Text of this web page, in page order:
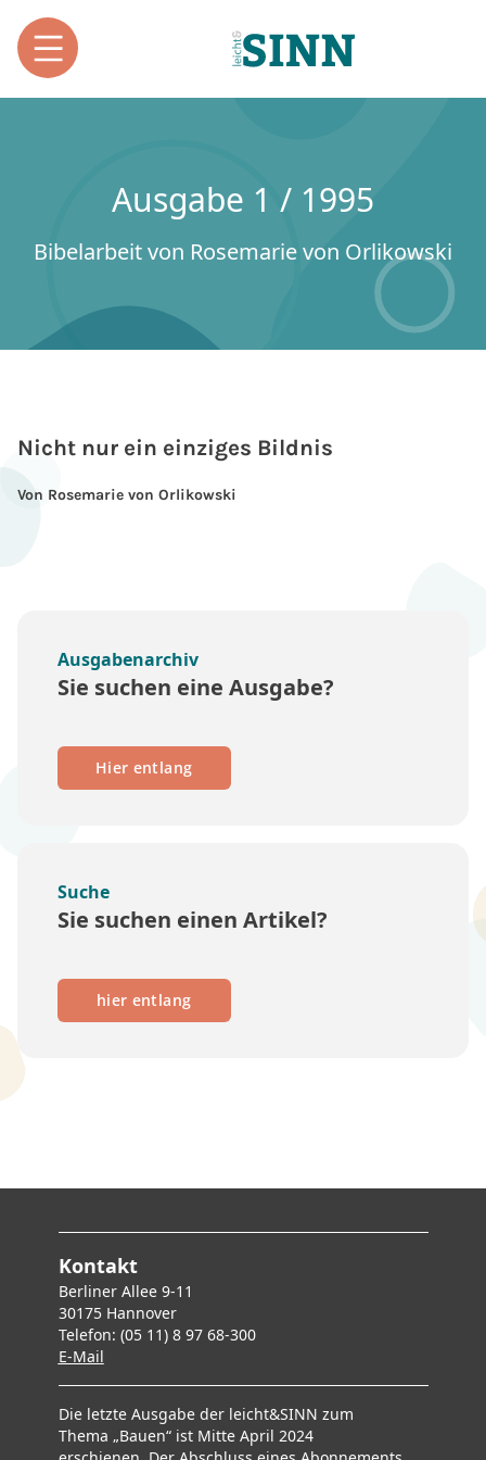
Ausgabe 1 / 1995
Bibelarbeit von Rosemarie von Orlikowski
Nicht nur ein einziges Bildnis
Von Rosemarie von Orlikowski
Ausgabenarchiv
Sie suchen eine Ausgabe?
Hier entlang
Suche
Sie suchen einen Artikel?
hier entlang
Kontakt
Berliner Allee 9-11
30175 Hannover
Telefon: (05 11) 8 97 68-300
E-Mail
Die letzte Ausgabe der leicht&SINN zum
Thema „Bauen“ ist Mitte April 2024